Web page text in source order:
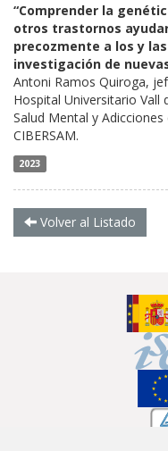
“Comprender la
otros trastornos
precozmente a los y
investigación de
Antoni Ramos Quiroga,
Hospital Universitario Vall
Salud Mental y
CIBERSAM.
2023
Volver al Listado